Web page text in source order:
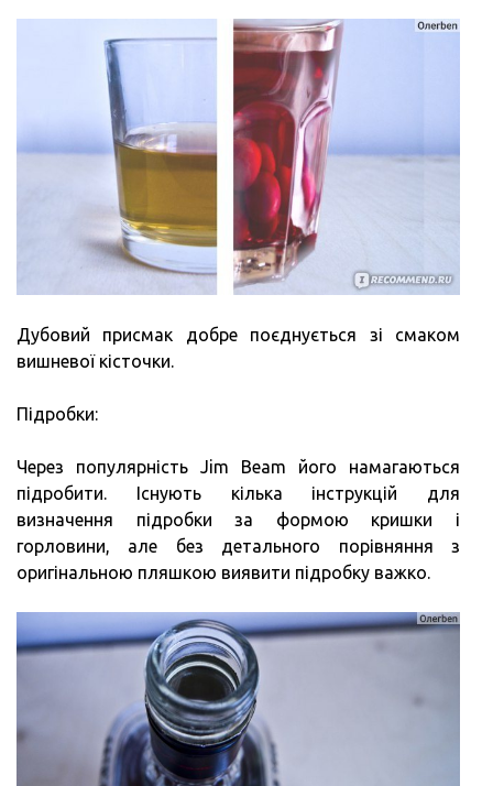
Дубовий присмак добре поєднується зі смаком
вишневої кісточки.
Підробки:
Через популярність Jim Beam його намагаються
підробити. Існують кілька інструкцій для
визначення підробки за формою кришки і
горловини, але без детального порівняння з
оригінальною пляшкою виявити підробку важко.